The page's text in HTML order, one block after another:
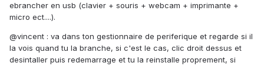
ebrancher en usb (clavier + souris + webcam + imprimante +
micro ect....).
@vincent : va dans ton gestionnaire de periferique et regarde si il
la vois quand tu la branche, si c'est le cas, clic droit dessus et
desintaller puis redemarrage et tu la reinstalle proprement, si